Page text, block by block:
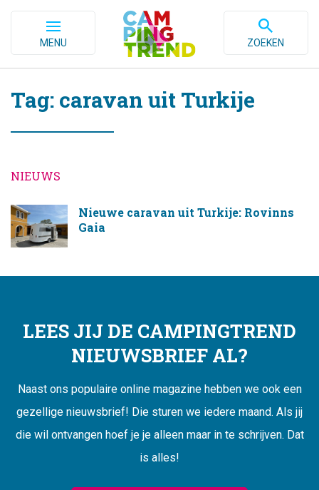
MENU ZOEKEN
Tag: caravan uit Turkije
NIEUWS
Nieuwe caravan uit Turkije: Rovinns
Gaia
LEES JIJ DE CAMPINGTREND
NIEUWSBRIEF AL?
Naast ons populaire online magazine hebben we ook een
gezellige nieuwsbrief! Die sturen we iedere maand. Als jij
die wil ontvangen hoef je je alleen maar in te schrijven. Dat
is alles!